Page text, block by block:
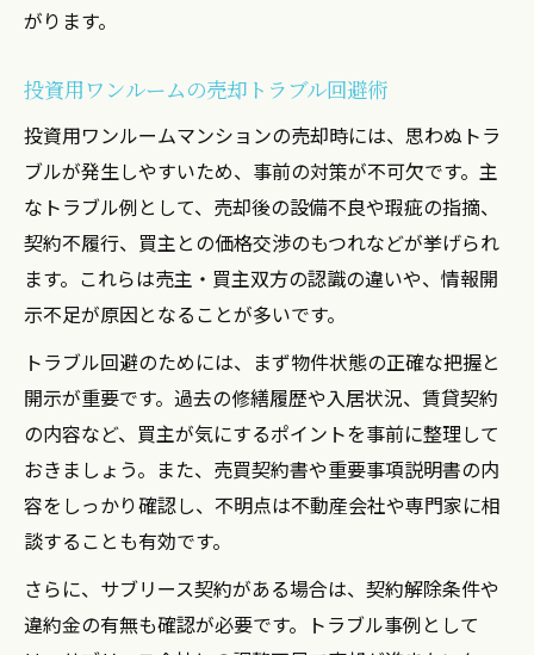
がります。
投資用ワンルームの売却トラブル回避術
投資用ワンルームマンションの売却時には、思わぬトラ
ブルが発生しやすいため、事前の対策が不可欠です。主
なトラブル例として、売却後の設備不良や瑕疵の指摘、
契約不履行、買主との価格交渉のもつれなどが挙げられ
ます。これらは売主・買主双方の認識の違いや、情報開
示不足が原因となることが多いです。
トラブル回避のためには、まず物件状態の正確な把握と
開示が重要です。過去の修繕履歴や入居状況、賃貸契約
の内容など、買主が気にするポイントを事前に整理して
おきましょう。また、売買契約書や重要事項説明書の内
容をしっかり確認し、不明点は不動産会社や専門家に相
談することも有効です。
さらに、サブリース契約がある場合は、契約解除条件や
違約金の有無も確認が必要です。トラブル事例として